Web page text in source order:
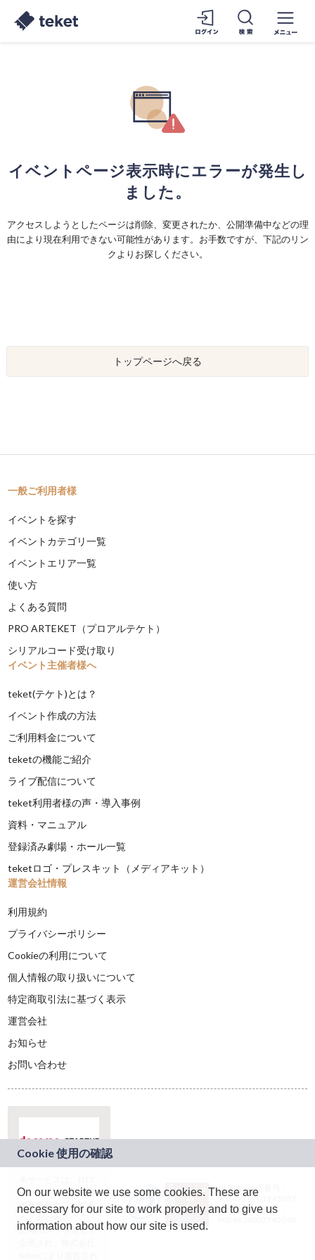
イベントページ表示時にエラーが発生し
ました。
アクセスしようとしたページは削除、変更されたか、公開準備中などの理
由により現在利用できない可能性があります。お手数ですが、下記のリン
クよりお探しください。
トップページへ戻る
一般ご利用者様
イベントを探す
イベントカテゴリ一覧
イベントエリア一覧
使い方
よくある質問
PRO ARTEKET（プロアルテケト）
シリアルコード受け取り
イベント主催者様へ
teket(テケト)とは？
イベント作成の方法
ご利用料金について
teketの機能ご紹介
ライブ配信について
teket利用者様の声・導入事例
資料・マニュアル
登録済み劇場・ホール一覧
teketロゴ・プレスキット（メディアキット）
運営会社情報
利用規約
プライバシーポリシー
Cookieの利用について
個人情報の取り扱いについて
特定商取引法に基づく表示
運営会社
お知らせ
お問い合わせ
ドコモグループの新
規事業創出プログラ
ム「docomo
STARTUP」を通じて
JASRAC許諾番号：
9024936001Y45037
JASRAC許諾番号：
On our website we use some cookies. These are
necessary for our site to work properly and to give us
information about how our site is used.